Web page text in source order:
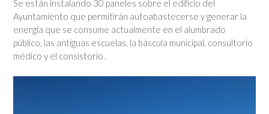
Se están instalando 30 paneles sobre el edificio del
Ayuntamiento que permitirán autoabastecerse y generar la
energía que se consume actualmente en el alumbrado
público, las antiguas escuelas, la báscula municipal, consultorio
médico y el consistorio.